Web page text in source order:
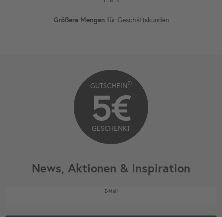
Größere Mengen für Geschäftskunden
News, Aktionen & Inspiration
E-MailNewsletter Honig
GUTSCHEIN2)
5€
GESCHENKT